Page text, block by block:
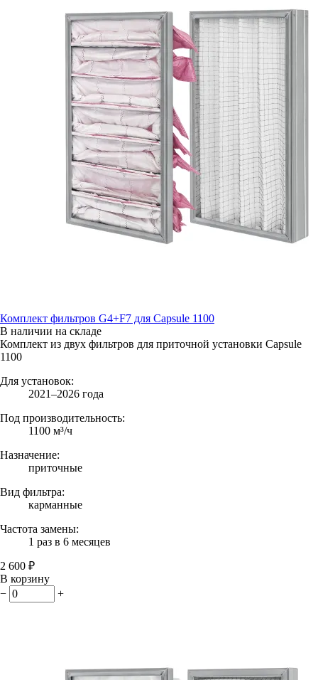
Комплект фильтров G4+F7 для Capsule 1100
В наличии на складе
Комплект из двух фильтров для приточной установки Capsule
1100
Для установок:
2021–2026 года
Под производительность:
1100 м³/ч
Назначение:
приточные
Вид фильтра:
карманные
Частота замены:
1 раз в 6 месяцев
2 600 ₽
В корзину
−
+